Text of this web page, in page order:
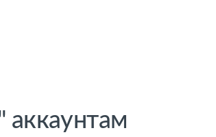
аккаунтам